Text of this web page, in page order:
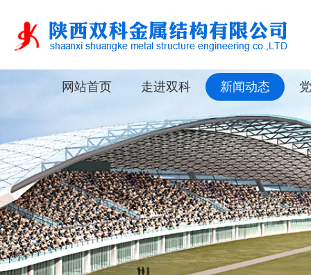
网站首页 走进双科 新闻动态